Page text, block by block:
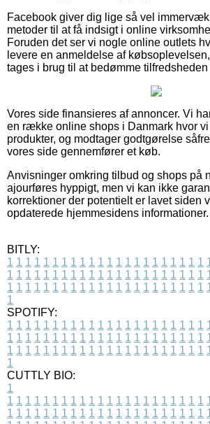
Facebook giver dig lige så vel
metoder til at få indsigt i online
Foruden det ser vi nogle online outlets
levere en anmeldelse af
tages i brug til at bedømme
Vores side finansieres af annoncer. Vi
en række online shops i Danmark hvor
produkter, og modtager godtgørelse
vores side gennemfører et køb.
Anvisninger omkring tilbud og shops på
ajourføres hyppigt, men vi kan ikke
korrektioner der potentielt er lavet siden
opdaterede hjemmesidens informationer.
BITLY:
1 1 1 1 1 1 1 1 1 1 1 1 1 1 1 1 1 1 1 1 1 1
1 1 1 1 1 1 1 1 1 1 1 1 1 1 1 1 1 1 1 1 1 1
1 1 1 1 1 1 1 1 1 1 1 1 1 1 1 1 1 1 1 1 1 1
1
SPOTIFY:
1 1 1 1 1 1 1 1 1 1 1 1 1 1 1 1 1 1 1 1 1 1
1 1 1 1 1 1 1 1 1 1 1 1 1 1 1 1 1 1 1 1 1 1
1 1 1 1 1 1 1 1 1 1 1 1 1 1 1 1 1 1 1 1 1 1
1
CUTTLY BIO:
1
1 1 1 1 1 1 1 1 1 1 1 1 1 1 1 1 1 1 1 1 1 1
1 1 1 1 1 1 1 1 1 1 1 1 1 1 1 1 1 1 1 1 1 1